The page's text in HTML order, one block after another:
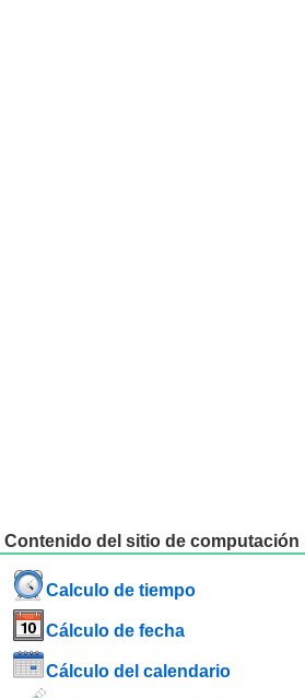
Contenido del sitio de computación
Calculo de tiempo
Cálculo de fecha
Cálculo del calendario